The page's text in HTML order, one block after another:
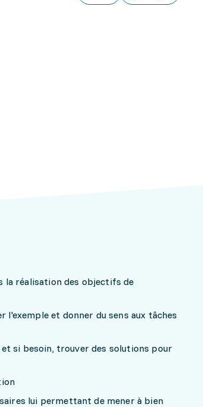
la réalisation des objectifs de
et donner du sens aux tâches
si besoin, trouver des solutions pour
lui permettant de mener à bien